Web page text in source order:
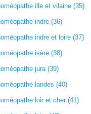
ille et vilaine (35)
indre (36)
indre et loire (37)
isère (38)
jura (39)
landes (40)
loir et cher (41)